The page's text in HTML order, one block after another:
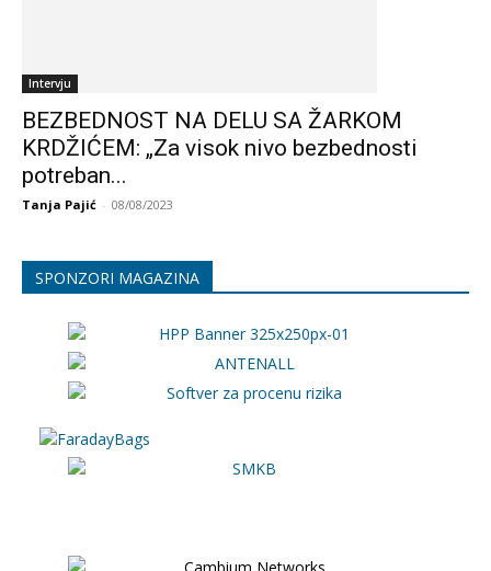
Intervju
BEZBEDNOST NA DELU SA ŽARKOM
KRDŽIĆEM: „Za visok nivo bezbednosti
potreban...
Tanja Pajić - 08/08/2023
SPONZORI MAGAZINA